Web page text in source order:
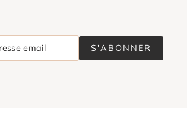
email S'ABONNER